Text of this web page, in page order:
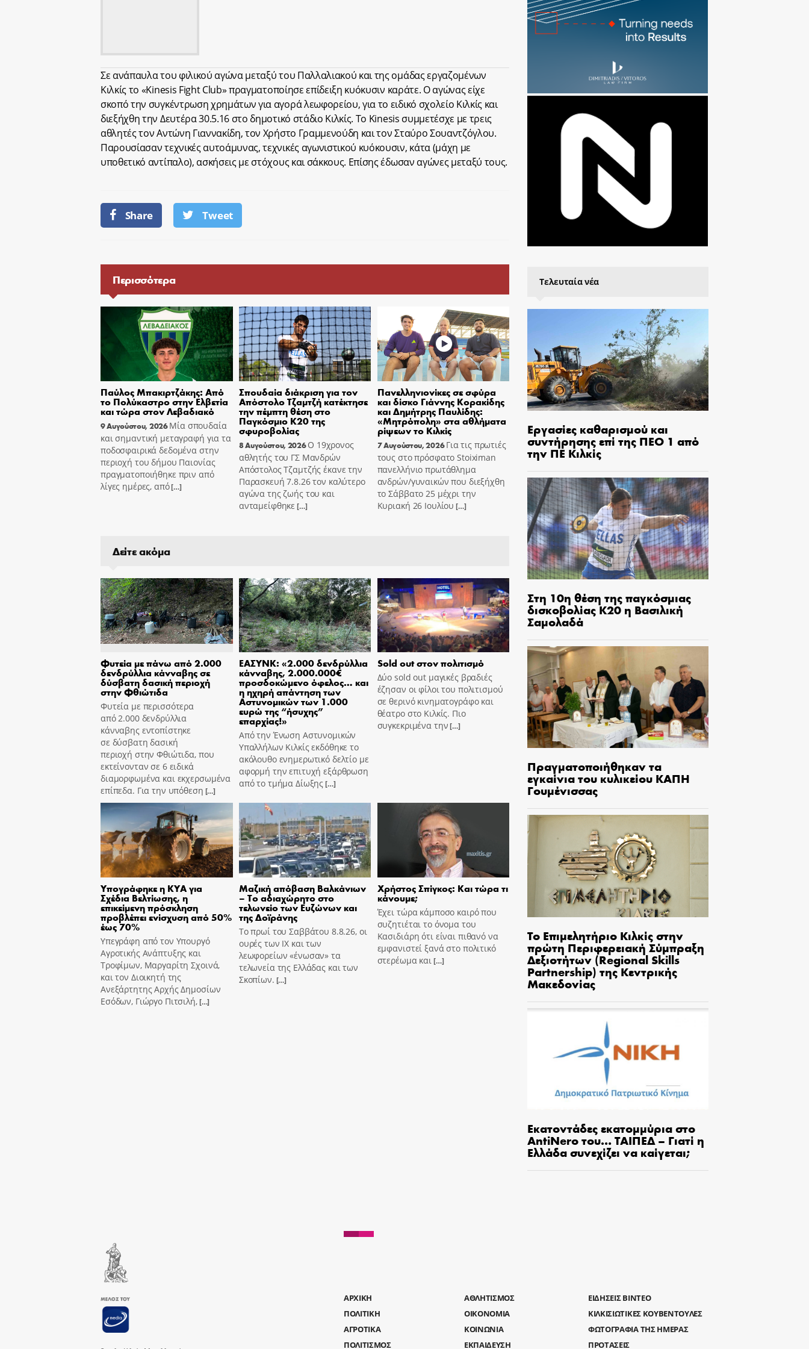
Σε ανάπαυλα του φιλικού αγώνα μεταξύ του Παλλαλιακού και της ομάδας εργαζομένων
Κιλκίς το «Kinesis Fight Club» πραγματοποίησε επίδειξη κυόκυσιν καράτε. Ο αγώνας είχε
σκοπό την συγκέντρωση χρημάτων για αγορά λεωφορείου, για το ειδικό σχολείο Κιλκίς και
διεξήχθη την Δευτέρα 30.5.16 στο δημοτικό στάδιο Κιλκίς. Το Kinesis συμμετέσχε με τρεις
αθλητές τον Αντώνη Γιαννακίδη, τον Χρήστο Γραμμενούδη και τον Σταύρο Σουαντζόγλου.
Παρουσίασαν τεχνικές αυτοάμυνας, τεχνικές αγωνιστικού κυόκουσιν, κάτα (μάχη με
υποθετικό αντίπαλο), ασκήσεις με στόχους και σάκκους. Επίσης έδωσαν αγώνες μεταξύ τους.
Share Tweet
Περισσότερα
Παύλος Μπακιρτζάκης: Από
το Πολύκαστρο στην Ελβετία
και τώρα στον Λεβαδιακό
9 Αυγούστου, 2026Μία σπουδαία
και σημαντική μεταγραφή για τα
ποδοσφαιρικά δεδομένα στην
περιοχή του δήμου Παιονίας
πραγματοποιήθηκε πριν από
λίγες ημέρες, από[…]
Σπουδαία διάκριση για τον
Απόστολο Τζαμτζή κατέκτησε
την πέμπτη θέση στο
Παγκόσμιο Κ20 της
σφυροβολίας
8 Αυγούστου, 2026 Ο 19χρονος
αθλητής του ΓΣ Μανδρών
Απόστολος Τζαμτζής έκανε την
Παρασκευή 7.8.26 τον καλύτερο
αγώνα της ζωής του και
ανταμείφθηκε […]
Πανελληνιονίκες σε σφύρα
και δίσκο Γιάννης Κορακίδης
και Δημήτρης Παυλίδης:
«Μητρόπολη» στα αθλήματα
ρίψεων το Κιλκίς
7 Αυγούστου, 2026 Για τις πρωτιές
τους στο πρόσφατο Stoiximan
πανελλήνιο πρωτάθλημα
ανδρών/γυναικών που διεξήχθη
το Σάββατο 25 μέχρι την
Κυριακή 26 Ιουλίου […]
Δείτε ακόμα
Φυτεία με πάνω από 2.000
δενδρύλλια κάνναβης σε
δύσβατη δασική περιοχή
στην Φθιώτιδα
Φυτεία με περισσότερα
από 2.000 δενδρύλλια
κάνναβης εντοπίστηκε
σε δύσβατη δασική
περιοχή στην Φθιώτιδα, που
εκτείνονταν σε 6 ειδικά
διαμορφωμένα και εκχερσωμένα
επίπεδα. Για την υπόθεση […]
ΕΑΣΥΝΚ: «2.000 δενδρύλλια
κάνναβης, 2.000.000€
προσδοκώμενο όφελος… και
η ηχηρή απάντηση των
Αστυνομικών των 1.000
ευρώ της “ήσυχης”
επαρχίας!»
Από την Ένωση Αστυνομικών
Υπαλλήλων Κιλκίς εκδόθηκε το
ακόλουθο ενημερωτικό δελτίο με
αφορμή την επιτυχή εξάρθρωση
από το τμήμα Δίωξης[…]
Sold out στον πολιτισμό
Δύο sold out μαγικές βραδιές
έζησαν οι φίλοι του πολιτισμού
σε θερινό κινηματογράφο και
θέατρο στο Κιλκίς. Πιο
συγκεκριμένα την[…]
Υπογράφηκε η ΚΥΑ για
Σχέδια Βελτίωσης, η
επικείμενη πρόσκληση
προβλέπει ενίσχυση από 50%
έως 70%
Υπεγράφη από τον Υπουργό
Αγροτικής Ανάπτυξης και
Τροφίμων, Μαργαρίτη Σχοινά,
και τον Διοικητή της
Ανεξάρτητης Αρχής Δημοσίων
Εσόδων, Γιώργο Πιτσιλή,[…]
Μαζική απόβαση Βαλκάνιων
– Το αδιαχώρητο στο
τελωνείο των Ευζώνων και
της Δοϊράνης
Το πρωί του Σαββάτου 8.8.26, οι
ουρές των ΙΧ και των
λεωφορείων «ένωσαν» τα
τελωνεία της Ελλάδας και των
Σκοπίων. […]
Χρήστος Σπίγκος: Και τώρα τι
κάνουμε;
Έχει τώρα κάμποσο καιρό που
συζητιέται το όνομα του
Κασιδιάρη ότι είναι πιθανό να
εμφανιστεί ξανά στο πολιτικό
στερέωμα και[…]
Τελευταία νέα
Εργασίες καθαρισμού και
συντήρησης επί της ΠΕΟ 1 από
την ΠΕ Κιλκίς
Στη 10η θέση της παγκόσμιας
δισκοβολίας Κ20 η Βασιλική
Σαμολαδά
Πραγματοποιήθηκαν τα
εγκαίνια του κυλικείου ΚΑΠΗ
Γουμένισσας
Το Επιμελητήριο Κιλκίς στην
πρώτη Περιφερειακή Σύμπραξη
Δεξιοτήτων (Regional Skills
Partnership) της Κεντρικής
Μακεδονίας
Εκατοντάδες εκατομμύρια στο
AntiNero του… ΤΑΙΠΕΔ – Γιατί η
Ελλάδα συνεχίζει να καίγεται;
AΡΧΙΚΗ
ΑΘΛΗΤΙΣΜΟΣ
ΠΟΛΙΤΙΚΗ
ΟΙΚΟΝΟΜΙΑ
ΑΓΡΟΤΙΚΑ
ΚΟΙΝΩΝΙΑ
ΠΟΛΙΤΙΣΜΟΣ
ΕΚΠΑΙΔΕΥΣΗ
ΕΙΔΗΣΕΙΣ ΒΙΝΤΕΟ
ΚΙΛΚΙΣΙΩΤΙΚΕΣ ΚΟΥΒΕΝΤΟΥΛΕΣ
ΦΩΤΟΓΡΑΦΙΑ ΤΗΣ ΗΜΕΡΑΣ
ΠΡΟΤΑΣΕΙΣ